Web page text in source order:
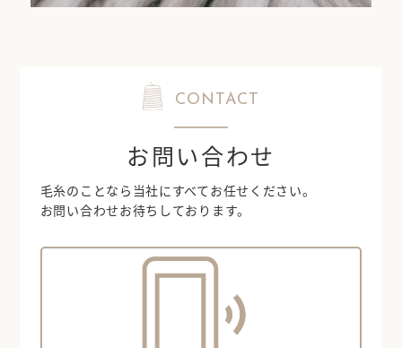
CONTACT
お問い合わせ
毛糸のことなら当社にすべてお任せください。
お問い合わせお待ちしております。